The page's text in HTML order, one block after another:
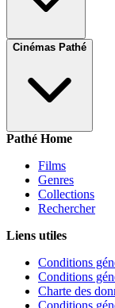
Cinémas Pathé
Pathé Home
Films
Genres
Collections
Rechercher
Liens utiles
Conditions
Conditions
Charte des
Conditions